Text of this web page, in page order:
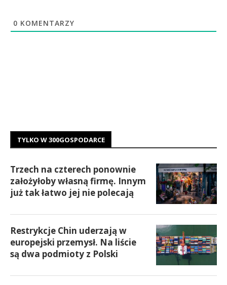
0 KOMENTARZY
TYLKO W 300GOSPODARCE
Trzech na czterech ponownie
założyłoby własną firmę. Innym
już tak łatwo jej nie polecają
Restrykcje Chin uderzają w
europejski przemysł. Na liście
są dwa podmioty z Polski